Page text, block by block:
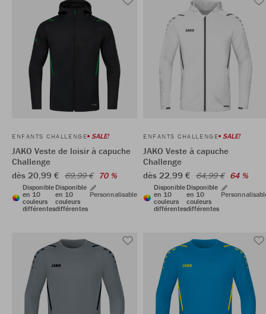
ENFANTS CHALLENGE SALE!
JAKO Veste de loisir à capuche
Challenge
dès 20,99 € 69,99 € 70 %
Disponible
en 10
couleurs
différentes
Disponible
en 10
couleurs
différentes
Personnalisable
ENFANTS CHALLENGE SALE!
JAKO Veste à capuche
Challenge
dès 22,99 € 64,99 € 64 %
Disponible
en 10
couleurs
différentes
Disponible
en 10
couleurs
différentes